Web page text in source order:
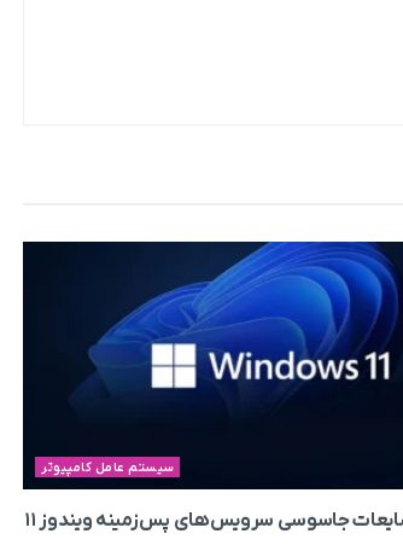
سیستم عامل کامپیوتر
مایکروسافت شایعات جاسوسی سرویس‌های پس‌زمینه ویندوز ۱۱